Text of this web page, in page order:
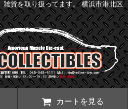
雑貨を取り扱ってます。 横浜市港北区
カートを見る